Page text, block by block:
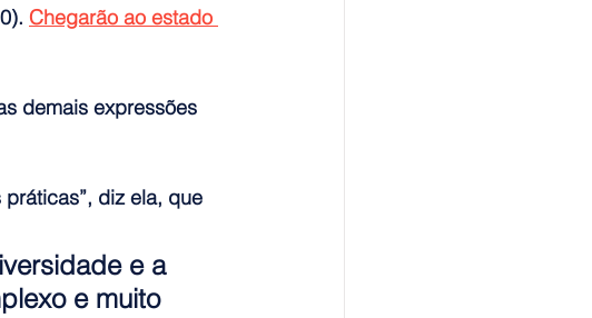
Chegarão ao estado
demais expressões
diz ela, que
e a
e muito